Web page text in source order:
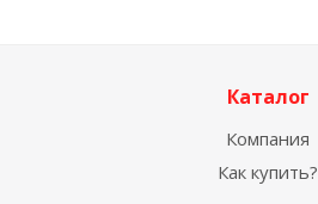
Каталог
Компания
Как купить?